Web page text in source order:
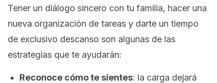
Tener un diálogo sincero con tu familia, hacer una
nueva organización de tareas y darte un tiempo
de exclusivo descanso son algunas de las
estrategias que te ayudarán:
Reconoce cómo te sientes: la carga dejará